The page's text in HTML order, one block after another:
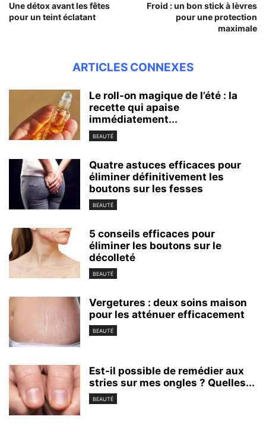
Une détox avant les fêtes
pour un teint éclatant
Froid : un bon stick à lèvres
pour une protection
maximale
ARTICLES CONNEXES
Le roll-on magique de l’été : la
recette qui apaise
immédiatement...
BEAUTÉ
Quatre astuces efficaces pour
éliminer définitivement les
boutons sur les fesses
BEAUTÉ
5 conseils efficaces pour
éliminer les boutons sur le
décolleté
BEAUTÉ
Vergetures : deux soins maison
pour les atténuer efficacement
BEAUTÉ
Est-il possible de remédier aux
stries sur mes ongles ? Quelles...
BEAUTÉ